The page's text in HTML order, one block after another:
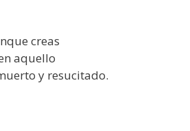
creas
aquello
y resucitado.